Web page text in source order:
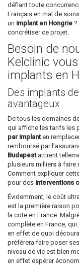
défiant toute
Français en mal de
un implant en Hongrie
concrétiser ce projet.
Besoin de
Kelclinic
implants en
Des implants
avantageux
De tous les domaines
qui affiche les tarifs les
par implanten
remboursé par
Budapestattirent
plusieurs milliers à faire
Comment expliquer
pour des interventions
Évidemment, le coût
est la première raison
la cote en France.
complète en France, qui
en effet de quoi
préférera faire poser ses
niveau de vie est bien
en effet espérer